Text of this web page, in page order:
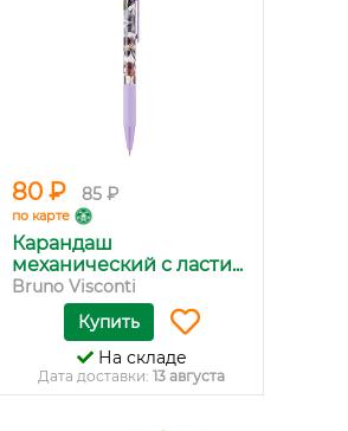
80 ₽ 85 ₽
по карте
Карандаш
механический с ласти...
Bruno Visconti
Купить
На складе
Дата доставки: 13 августа